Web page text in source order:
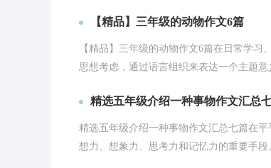
【精品】三年级的动物作文6篇
【精品】三年级的动物作文6篇在日常学
思想考虑，通过语言组织来表达一个主题
精选五年级介绍一种事物作文汇总
精选五年级介绍一种事物作文汇总七篇在
想力、想象力、思考力和记忆力的重要手